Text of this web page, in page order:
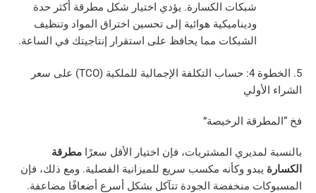
شبكات الكسارة. يؤدي اختيار شكل مطرقة أكثر حدة
وديناميكية هوائية إلى تحسين اختراق المواد وتنظيف
الشبكات مما يحافظ على استقرار إنتاجيتك في الساعة.
5. الخطوة 4: حساب التكلفة الإجمالية للملكية (TCO) على سعر
الرخيصة”
المشتريات، فإن اختيار الأقل سعرًا مطرقة
وكأنه مكسب سريع للميزانية الفصلية. ومع ذلك، فإن
منخفضة الجودة تتآكل بشكل أسرع أضعافًا مضاعفة.